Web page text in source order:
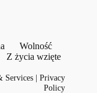
Wolność
Z życia wzięte
Services |Privacy
Policy